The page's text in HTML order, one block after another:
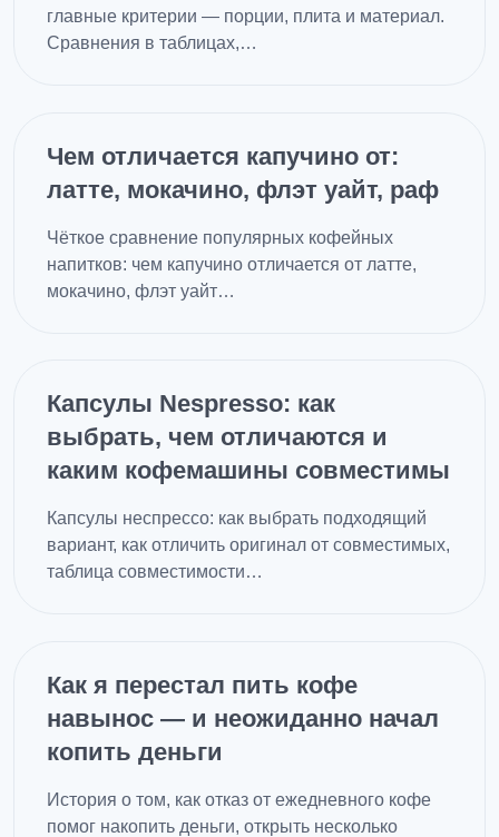
главные критерии — порции, плита и материал.
Сравнения в таблицах,…
Чем отличается капучино от:
латте, мокачино, флэт уайт, раф
Чёткое сравнение популярных кофейных
напитков: чем капучино отличается от латте,
мокачино, флэт уайт…
Капсулы Nespresso: как
выбрать, чем отличаются и
каким кофемашины совместимы
Капсулы неспрессо: как выбрать подходящий
вариант, как отличить оригинал от совместимых,
таблица совместимости…
Как я перестал пить кофе
навынос — и неожиданно начал
копить деньги
История о том, как отказ от ежедневного кофе
помог накопить деньги, открыть несколько